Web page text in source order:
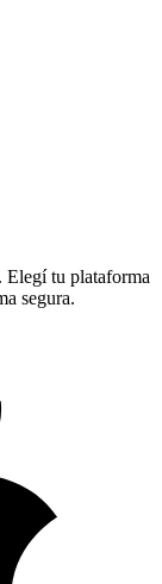
tu plataforma
segura.